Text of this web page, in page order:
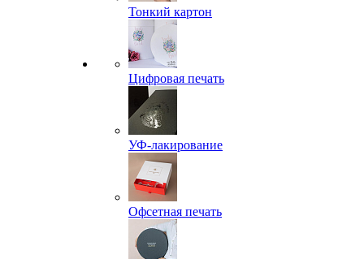
Тонкий картон
Цифровая печать
УФ-лакирование
Офсетная печать